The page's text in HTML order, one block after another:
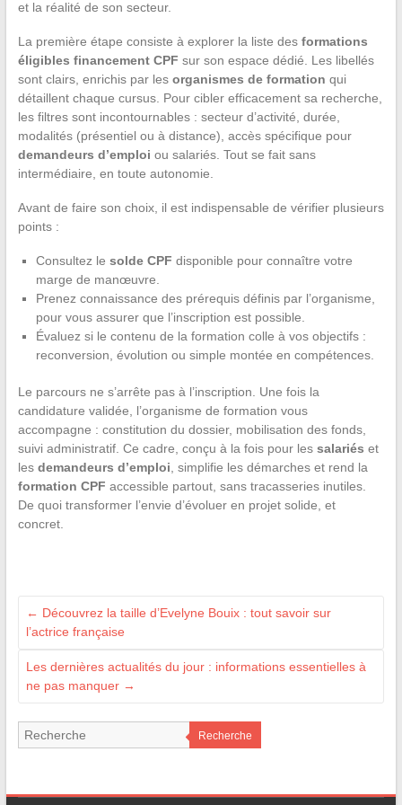
et la réalité de son secteur.
La première étape consiste à explorer la liste des formations
éligibles financement CPF sur son espace dédié. Les libellés
sont clairs, enrichis par les organismes de formation qui
détaillent chaque cursus. Pour cibler efficacement sa recherche,
les filtres sont incontournables : secteur d’activité, durée,
modalités (présentiel ou à distance), accès spécifique pour
demandeurs d’emploi ou salariés. Tout se fait sans
intermédiaire, en toute autonomie.
Avant de faire son choix, il est indispensable de vérifier plusieurs
points :
Consultez le solde CPF disponible pour connaître votre
marge de manœuvre.
Prenez connaissance des prérequis définis par l’organisme,
pour vous assurer que l’inscription est possible.
Évaluez si le contenu de la formation colle à vos objectifs :
reconversion, évolution ou simple montée en compétences.
Le parcours ne s’arrête pas à l’inscription. Une fois la
candidature validée, l’organisme de formation vous
accompagne : constitution du dossier, mobilisation des fonds,
suivi administratif. Ce cadre, conçu à la fois pour les salariés et
les demandeurs d’emploi , simplifie les démarches et rend la
formation CPF accessible partout, sans tracasseries inutiles.
De quoi transformer l’envie d’évoluer en projet solide, et
concret.
← Découvrez la taille d’Evelyne Bouix : tout savoir sur
l’actrice française
Les dernières actualités du jour : informations essentielles à
ne pas manquer →
Recherche